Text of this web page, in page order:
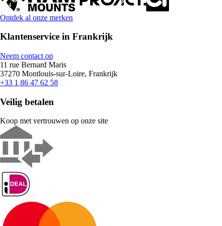
Ontdek al onze merken
Klantenservice in Frankrijk
Neem contact op
11 rue Bernard Maris
37270 Montlouis-sur-Loire, Frankrijk
+33 1 86 47 62 58
Veilig betalen
Koop met vertrouwen op onze site